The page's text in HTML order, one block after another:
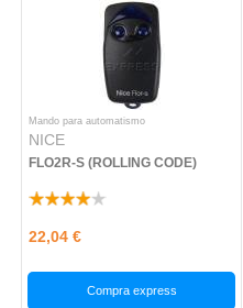
Mando para automatismo
NICE
FLO2R-S (ROLLING CODE)
22,04 €
Compra express